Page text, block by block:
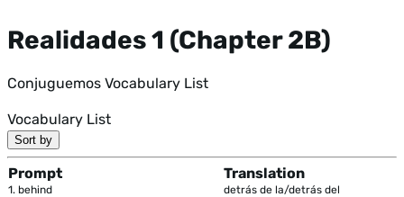
Realidades 1 (Chapter 2B)
Conjuguemos Vocabulary List
Vocabulary List
Sort by
Prompt Translation
1. behind
detrás de la/detrás del